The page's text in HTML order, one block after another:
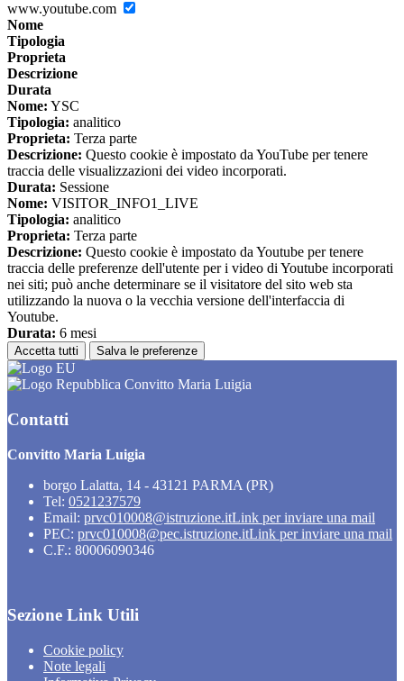
www.youtube.com
Nome
Tipologia
Proprieta
Descrizione
Durata
Nome: YSC
Tipologia: analitico
Proprieta: Terza parte
Descrizione: Questo cookie è impostato da YouTube per tenere
traccia delle visualizzazioni dei video incorporati.
Durata: Sessione
Nome: VISITOR_INFO1_LIVE
Tipologia: analitico
Proprieta: Terza parte
Descrizione: Questo cookie è impostato da Youtube per tenere
traccia delle preferenze dell'utente per i video di Youtube incorporati
nei siti; può anche determinare se il visitatore del sito web sta
utilizzando la nuova o la vecchia versione dell'interfaccia di
Youtube.
Durata: 6 mesi
Accetta tutti Salva le preferenze
Convitto Maria Luigia
Contatti
Convitto Maria Luigia
borgo Lalatta, 14 - 43121 PARMA (PR)
Tel: 0521237579
Email: prvc010008@istruzione.itLink per inviare una mail
PEC: prvc010008@pec.istruzione.itLink per inviare una mail
C.F.: 80006090346
Sezione Link Utili
Cookie policy
Note legali